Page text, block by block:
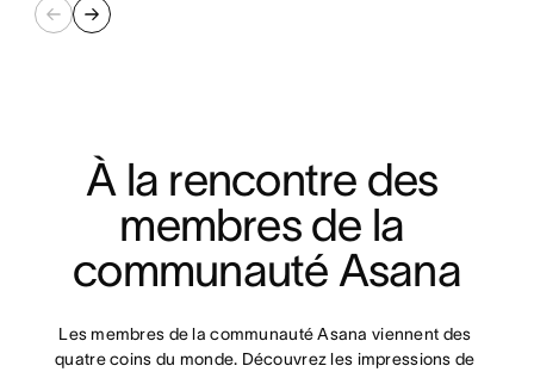
À la rencontre des
membres de la
communauté Asana
Les membres de la communauté Asana viennent des
quatre coins du monde. Découvrez les impressions de